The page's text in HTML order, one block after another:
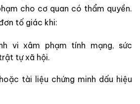
cho cơ quan có thẩm quyền.
tố giác khi:
vi xâm phạm tính mạng, sức
tự xã hội.
tài liệu chứng minh dấu hiệu